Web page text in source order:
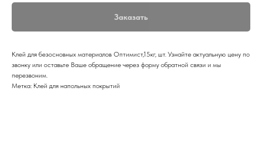
Заказать
Клей для безосновных материалов Оптимист,15кг, шт. Узнайте актуальную цену по
звонку или оставьте Ваше обращение через форму обратной связи и мы
перезвоним.
Метка: Клей для напольных покрытий